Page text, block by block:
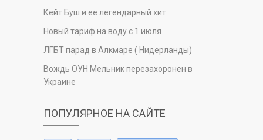
Кейт Буш и ее легендарный хит
Новый тариф на воду с 1 июля
ЛГБТ парад в Алкмаре ( Нидерланды)
Вождь ОУН Мельник перезахоронен в
Украине
ПОПУЛЯРНОЕ НА САЙТЕ